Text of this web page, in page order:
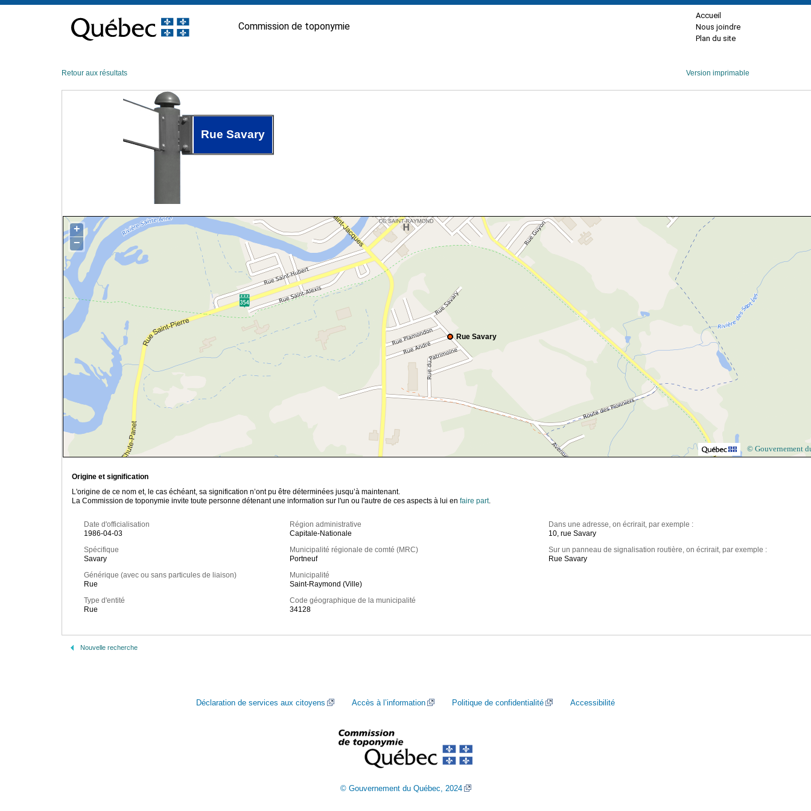
contenu
Commission de toponymie
Accueil
Nous joindre
Plan du site
Retour aux résultats Version imprimable
Rue Savary
Rue Savary
+
−
© Gouvernement
Origine et signification
L'origine de ce nom et, le cas échéant, sa signification n’ont pu être déterminées jusqu’à maintenant.
La Commission de toponymie invite toute personne détenant une information sur l'un ou l'autre de ces aspects à lui en faire part.
Date d'officialisation
1986-04-03
Spécifique
Savary
Générique (avec ou sans particules de liaison)
Rue
Type d'entité
Rue
Région administrative
Capitale-Nationale
Municipalité régionale de comté (MRC)
Portneuf
Municipalité
Saint-Raymond (Ville)
Code géographique de la municipalité
34128
Dans une adresse, on écrirait, par exemple :
10, rue Savary
Sur un panneau de signalisation routière, on écrirait, par exemple :
Rue Savary
Nouvelle recherche
Déclaration de services aux citoyens Accès à l’information Politique de confidentialité Accessibilité
© Gouvernement du Québec, 2024